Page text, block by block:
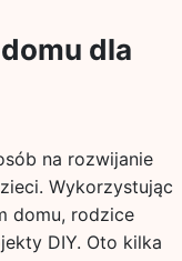
dla
na rozwijanie
Wykorzystując
domu, rodzice
DIY. Oto kilka